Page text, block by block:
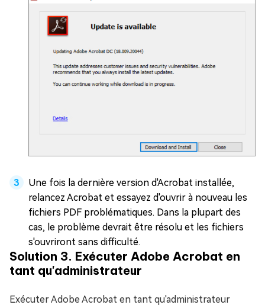
Une fois la dernière version d'Acrobat installée,
relancez Acrobat et essayez d'ouvrir à nouveau les
fichiers PDF problématiques. Dans la plupart des
cas, le problème devrait être résolu et les fichiers
s'ouvriront sans difficulté.
Solution 3. Exécuter Adobe Acrobat en
tant qu'administrateur
Exécuter Adobe Acrobat en tant qu'administrateur